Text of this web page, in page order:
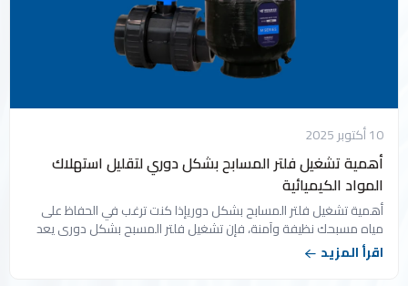
10 أكتوبر 2025
أهمية تشغيل فلتر المسابح بشكل دوري لتقليل استهلاك
المواد الكيميائية
أهمية تشغيل فلتر المسابح بشكل دوريإذا كنت ترغب في الحفاظ على
مياه مسبحك نظيفة وآمنة، فإن تشغيل فلتر المسبح بشكل دوري يعد
خطوة أساسية. شركة عنان الرياض...
اقرأ المزيد